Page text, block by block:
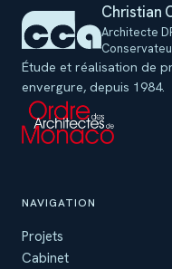
Christian
Architecte
Étude et réalisation de
envergure, depuis 1984.
NAVIGATION
Projets
Cabinet